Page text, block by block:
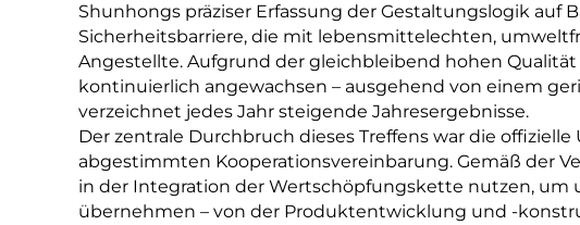
Shunhongs präziser Erfassung der Gestaltungslogik auf
Sicherheitsbarriere, die mit lebensmittelechten,
Angestellte. Aufgrund der gleichbleibend hohen
kontinuierlich angewachsen – ausgehend von einem
verzeichnet jedes Jahr steigende Jahresergebnisse.
Der zentrale Durchbruch dieses Treffens war die
abgestimmten Kooperationsvereinbarung. Gemäß der
in der Integration der Wertschöpfungskette nutzen, um
übernehmen – von der Produktentwicklung und -